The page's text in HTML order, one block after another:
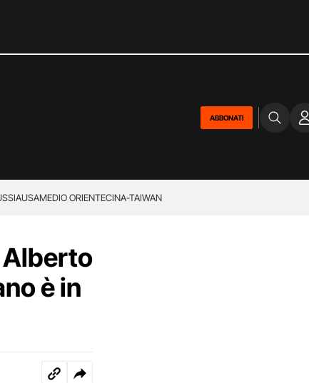
ABBONATI
USAMEDIO ORIENTECINA-TAIWAN
Alberto
è in